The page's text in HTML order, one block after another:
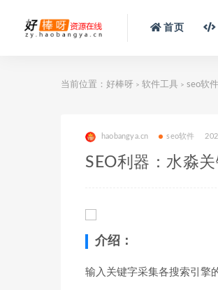
首页
当前位置： 好棒呀 > 软件工具 > seo软件
haobangya.cn seo软件
SEO利器：水淼
介绍：
输入关键字采集各搜索引擎